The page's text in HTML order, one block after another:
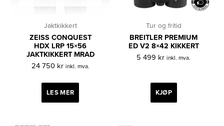
Jaktkikkert
ZEISS CONQUEST
HDX LRP 15×56
JAKTKIKKERT MRAD
24 750 kr inkl. mva.
LES MER
Tur og fritid
BREITLER PREMIUM
ED V2 8×42 KIKKERT
5 499 kr inkl. mva.
KJØP